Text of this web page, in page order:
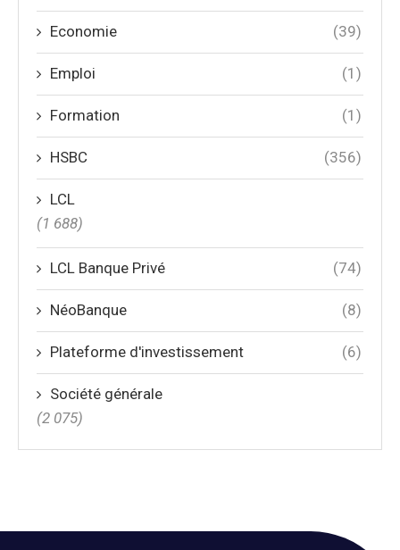
Economie (39)
Emploi (1)
Formation (1)
HSBC (356)
LCL
(1 688)
LCL Banque Privé (74)
NéoBanque (8)
Plateforme d'investissement (6)
Société générale
(2 075)